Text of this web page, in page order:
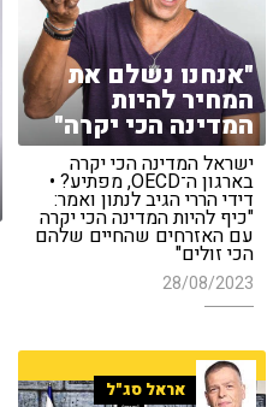
"אנחנו נשלם את
המחיר להיות
המדינה הכי יקרה"
ישראל המדינה הכי יקרה
בארגון ה־OECD, מפתיע? •
דידי הררי הגיב לנתון ואמר:
"כיף להיות המדינה הכי יקרה
עם האזרחים שהחיים שלהם
הכי זולים"
28/08/2023
אראל סג"ל